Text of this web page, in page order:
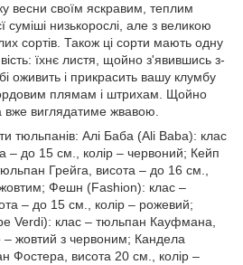
весни своїм яскравим, теплим
суміші низькорослі, але з великою
сортів. Також ці сорти мають одну
їхнє листя, щойно з'явившись з-
оживить і прикрасить вашу клумбу
плямам і штрихам. Щойно
вже виглядатиме жвавою.
тюльпанів: Алі Баба (Ali Baba): клас
– до 15 см., колір – червоний; Кейп
Грейга, висота – до 16 см.,
Фешн (Fashion): клас –
– до 15 см., колір – рожевий;
Verdi): клас – тюльпан Кауфмана,
– жовтий з червоним; Кандела
Фостера, висота 20 см., колір –